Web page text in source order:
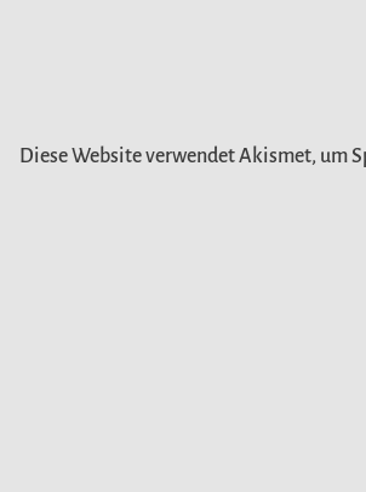
Diese Website verwendet Akismet, um